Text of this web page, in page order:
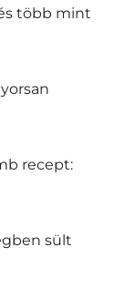
több mint
recept:
sült